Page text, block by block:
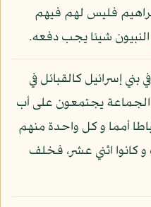
فليس لهم فيهم
شيئا يجب دفعه.
بني إسرائيل كالقبائل في
الجماعة يجتمعون على أب
أمما و كل واحدة منهم
كانوا اثني عشر، فخلف